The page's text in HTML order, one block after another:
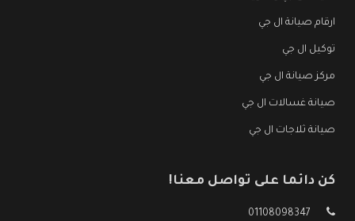
ارقام صيانة ال جي
توكيل ال جي
مركز صيانة ال جي
صيانة غسالات ال جي
صيانة ثلاجات ال جي
كن دائما على تواصل معنا!
01108098347